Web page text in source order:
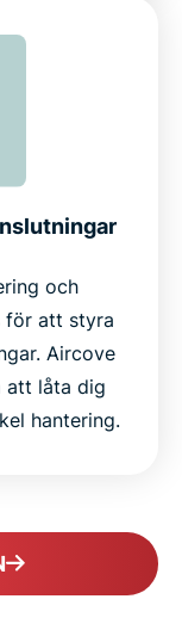
och
för att styra
Aircove
att låta dig
hantering.